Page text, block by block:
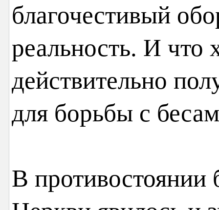
благочестивый
реальность. И что
действительно
для борьбы с
В противостоянии